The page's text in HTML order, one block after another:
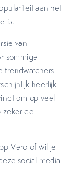
aan het
is.
van
sommige
trendwatchers
heerlijk
om op veel
zeker de
Vero of wil je
social media